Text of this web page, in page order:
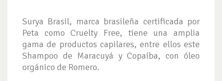
Surya Brasil, marca brasileña certificada por
Peta como Cruelty Free, tiene una amplia
gama de productos capilares, entre ellos este
Shampoo de Maracuyá y Copaíba, con óleo
orgánico de Romero.